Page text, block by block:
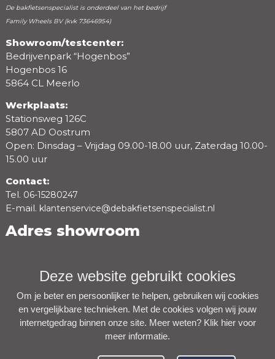
Beoordeling
De bakfietsenspecialist is onderdeel van het bedrijf
Family Wheels BV (kvk 73646954)
Showroom/testcenter:
Bedrijvenpark “Hogenbos”
Hogenbos 16
5864 CL Meerlo
Werkplaats:
Stationsweg 126C
5807 AD Oostrum
Open: Dinsdag – Vrijdag 09.00-18.00 uur, Zaterdag 10.00-
15.00 uur
Contact:
Tel. 06-15280247
E-mail. klantenservice@debakfietsenspecialist.nl
Adres showroom
Deze website gebruikt cookies
Om je beter en persoonlijker te helpen, gebruiken wij cookies
en vergelijkbare technieken. Met de cookies volgen wij jouw
internetgedrag binnen onze site. Meer weten? Klik hier voor
meer informatie.